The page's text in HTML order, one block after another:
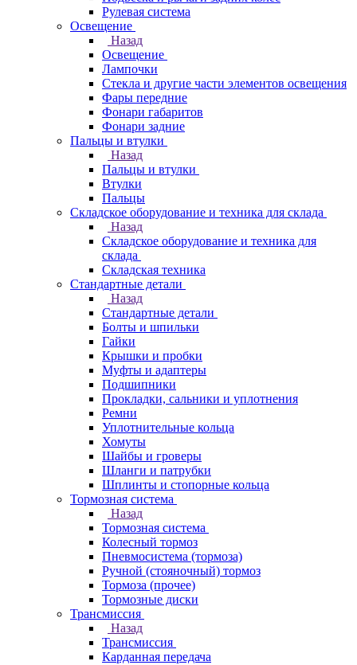
Рулевая система
Освещение
Назад
Освещение
Лампочки
Стекла и другие части элементов освещения
Фары передние
Фонари габаритов
Фонари задние
Пальцы и втулки
Назад
Пальцы и втулки
Втулки
Пальцы
Складское оборудование и техника для склада
Назад
Складское оборудование и техника для
склада
Складская техника
Стандартные детали
Назад
Стандартные детали
Болты и шпильки
Гайки
Крышки и пробки
Муфты и адаптеры
Подшипники
Прокладки, сальники и уплотнения
Ремни
Уплотнительные кольца
Хомуты
Шайбы и гроверы
Шланги и патрубки
Шплинты и стопорные кольца
Тормозная система
Назад
Тормозная система
Колесный тормоз
Пневмосиcтема (тормоза)
Ручной (стояночный) тормоз
Тормоза (прочее)
Тормозные диски
Трансмиссия
Назад
Трансмиссия
Карданная передача